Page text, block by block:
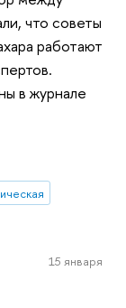
что советы
работают
в журнале
15 января